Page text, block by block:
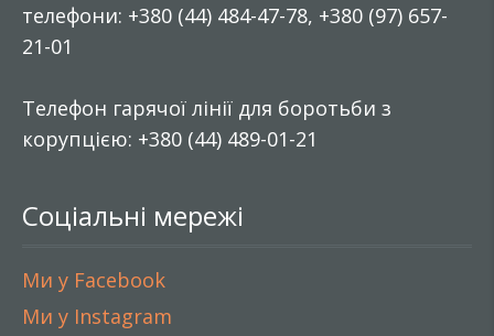
телефони: +380 (44) 484-47-78, +380 (97) 657-
21-01
Телефон гарячої лінії для боротьби з
корупцією: +380 (44) 489-01-21
Соціальні мережі
Ми у Facebook
Ми у Instagram